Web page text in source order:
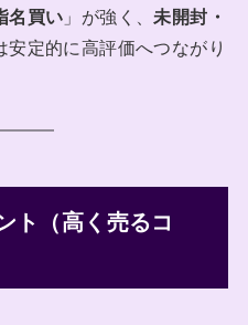
名買い 」が強く、未開封・
安定的に高評価へつながり
ト（高く売るコ